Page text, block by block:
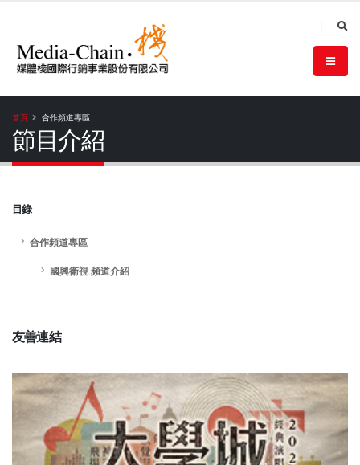
首頁 合作頻道專區
節目介紹
目錄
合作頻道專區
國興衛視 頻道介紹
友善連結